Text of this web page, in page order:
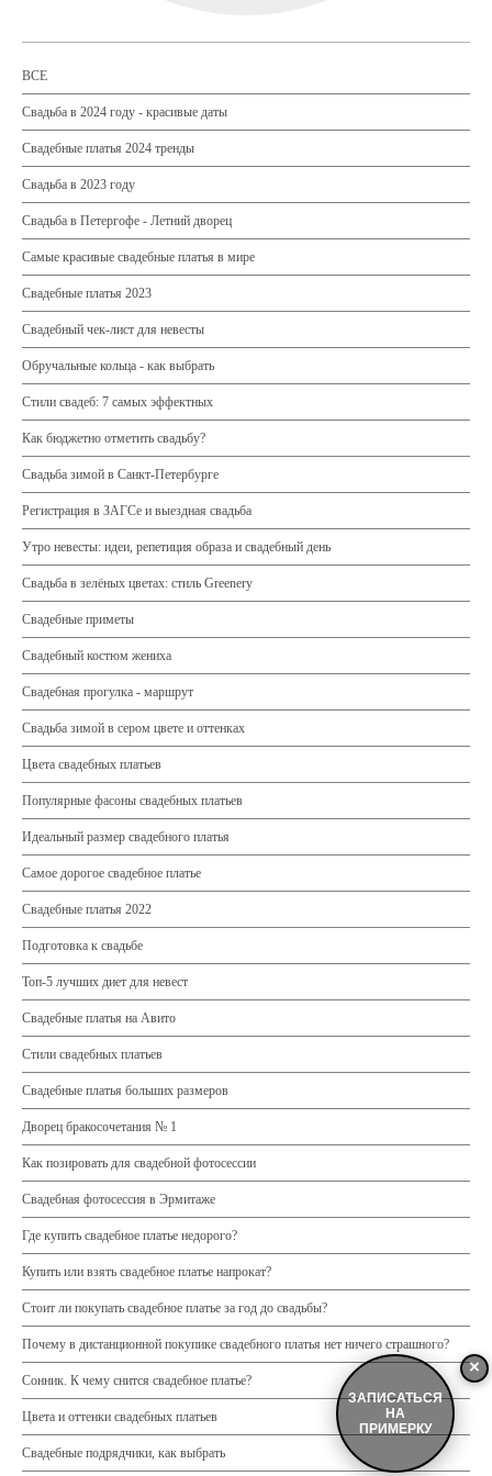
ЗАПИСАТЬСЯ
НА
ПРИМЕРКУ
×
ВСЕ
Свадьба в 2024 году - красивые даты
Свадебные платья 2024 тренды
Свадьба в 2023 году
Свадьба в Петергофе - Летний дворец
Самые красивые свадебные платья в мире
Свадебные платья 2023
Свадебный чек-лист для невесты
Обручальные кольца - как выбрать
Стили свадеб: 7 самых эффектных
Как бюджетно отметить свадьбу?
Свадьба зимой в Санкт-Петербурге
Регистрация в ЗАГСе и выездная свадьба
Утро невесты: идеи, репетиция образа и свадебный день
Свадьба в зелёных цветах: стиль Greenery
Свадебные приметы
Свадебный костюм жениха
Свадебная прогулка - маршрут
Свадьба зимой в сером цвете и оттенках
Цвета свадебных платьев
Популярные фасоны свадебных платьев
Идеальный размер свадебного платья
Самое дорогое свадебное платье
Свадебные платья 2022
Подготовка к свадьбе
Топ-5 лучших диет для невест
Свадебные платья на Авито
Стили свадебных платьев
Свадебные платья больших размеров
Дворец бракосочетания № 1
Как позировать для свадебной фотосессии
Свадебная фотосессия в Эрмитаже
Где купить свадебное платье недорого?
Купить или взять свадебное платье напрокат?
Стоит ли покупать свадебное платье за год до свадьбы?
Почему в дистанционной покупике свадебного платья нет ничего страшного?
Сонник. К чему снится свадебное платье?
Цвета и оттенки свадебных платьев
Свадебные подрядчики, как выбрать